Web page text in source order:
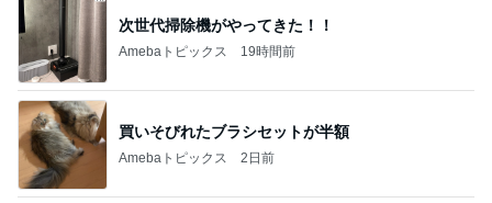
次世代掃除機がやってきた！！
Amebaトピックス 19時間前
買いそびれたブラシセットが半額
Amebaトピックス 2日前